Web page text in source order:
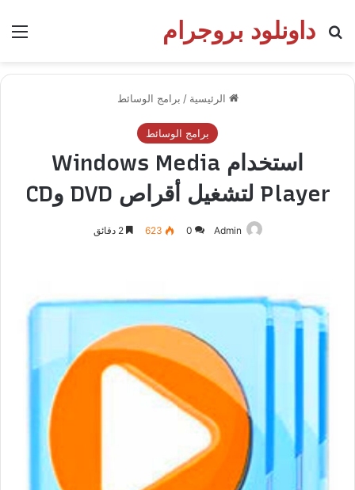
داونلود بروجرام
بحث عن
الرئيسية / برامج الوسائط
برامج الوسائط
استخدام Windows Media
Player لتشغيل أقراص DVD وCD
Admin
0
623 2 دقائق